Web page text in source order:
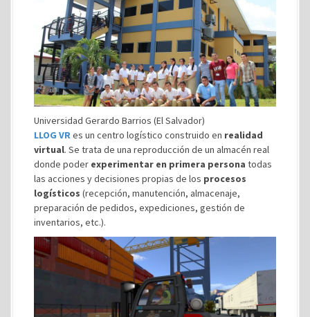
Universidad Gerardo Barrios (El Salvador)
LLOG VRes un centro logístico construido en realidad
virtual. Se trata de una reproducción de un almacén real
donde poder experimentar en primera persona todas
las acciones y decisiones propias de los procesos
logísticos (recepción, manutención, almacenaje,
preparación de pedidos, expediciones, gestión de
inventarios, etc.).